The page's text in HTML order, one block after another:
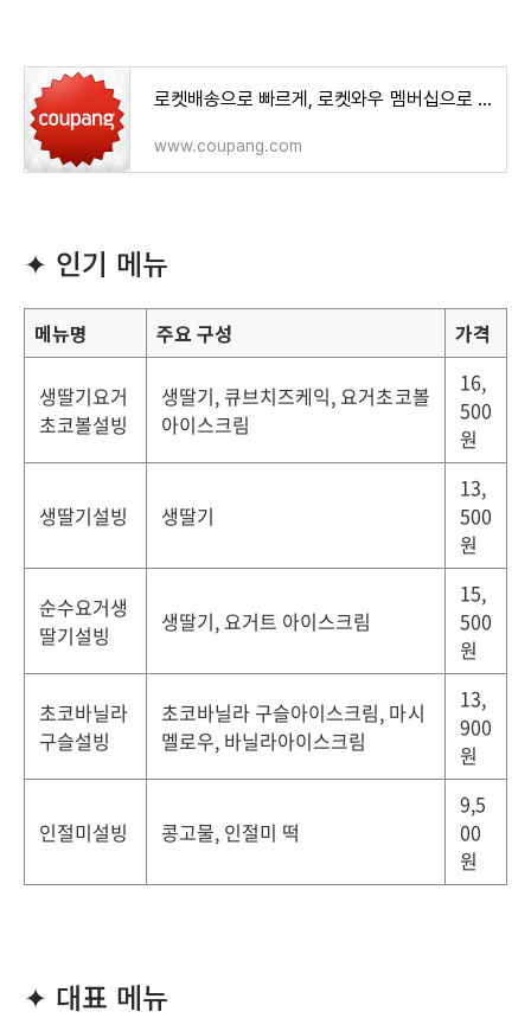
로켓배송으로 빠르게, 로켓와우 멤버십으로 할인과 무료 반품까지 | 쿠팡
www.coupang.com
✦ 인기 메뉴
메뉴명 주요 구성 가격
생딸기요거
초코볼설빙
생딸기, 큐브치즈케익, 요거초코볼
아이스크림
16,
500
원
생딸기설빙 생딸기
13,
500
원
순수요거생
딸기설빙
생딸기, 요거트 아이스크림
15,
500
원
초코바닐라
구슬설빙
초코바닐라 구슬아이스크림, 마시
멜로우, 바닐라아이스크림
13,
900
원
인절미설빙 콩고물, 인절미 떡
9,5
00
원
✦ 대표 메뉴